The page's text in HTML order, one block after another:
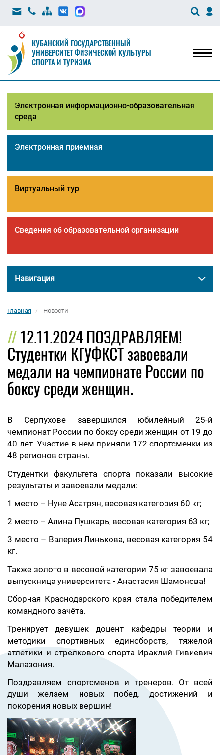
КУБАНСКИЙ ГОСУДАРСТВЕННЫЙ
УНИВЕРСИТЕТ ФИЗИЧЕСКОЙ КУЛЬТУРЫ
СПОРТА И ТУРИЗМА
Электронная информационно-образовательная
среда
Электронная приемная
Виртуальный тур
Сведения об образовательной организации
Навигация
Главная Новости
12.11.2024 ПОЗДРАВЛЯЕМ!
Студентки КГУФКСТ завоевали
медали на чемпионате России по
боксу среди женщин.
В Серпухове завершился юбилейный 25-й
чемпионат России по боксу среди женщин от 19 до
40 лет. Участие в нем приняли 172 спортсменки из
48 регионов страны.
Студентки факультета спорта показали высокие
результаты и завоевали медали:
1 место – Нуне Асатрян, весовая категория 60 кг;
2 место – Алина Пушкарь, весовая категория 63 кг;
3 место – Валерия Линькова, весовая категория 54
кг.
Также золото в весовой категории 75 кг завоевала
выпускница университета - Анастасия Шамонова!
Сборная Краснодарского края стала победителем
командного зачёта.
Тренирует девушек доцент кафедры теории и
методики спортивных единоборств, тяжелой
атлетики и стрелкового спорта Ираклий Гивиевич
Малазония.
Поздравляем спортсменов и тренеров. От всей
души желаем новых побед, достижений и
покорения новых вершин!